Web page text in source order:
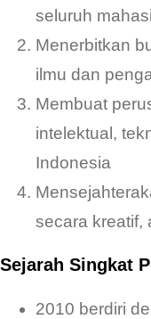
seluruh
Menerbitkan
ilmu dan
Membuat
intelektual,
Indonesia
secara kreatif,
Sejarah Singkat
2010 berdiri